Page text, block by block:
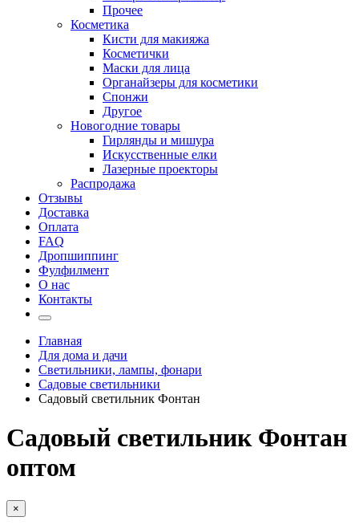
Прочее
Косметика
Кисти для макияжа
Косметички
Маски для лица
Органайзеры для косметики
Спонжи
Другое
Новогодние товары
Гирлянды и мишура
Искусственные елки
Лазерные проекторы
Распродажа
Отзывы
Доставка
Оплата
FAQ
Дропшиппинг
Фулфилмент
О нас
Контакты
Главная
Для дома и дачи
Светильники, лампы, фонари
Садовые светильники
Садовый светильник Фонтан
Садовый светильник Фонтан
оптом
×